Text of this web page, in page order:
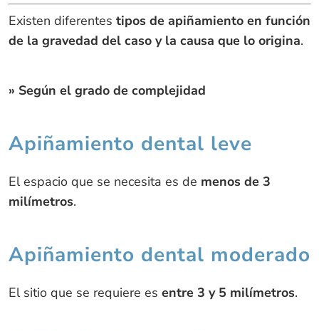
Existen diferentes tipos de apiñamiento en función
de la gravedad del caso y la causa que lo origina.
» Según el grado de complejidad
Apiñamiento dental leve
El espacio que se necesita es de menos de 3
milímetros.
Apiñamiento dental moderado
El sitio que se requiere es entre 3 y 5 milímetros.